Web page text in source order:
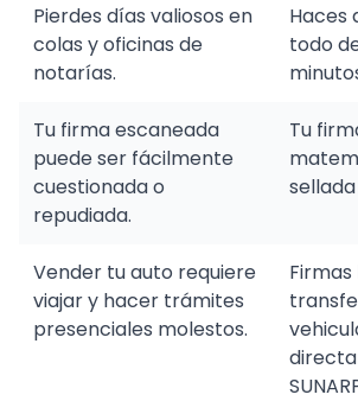
Pierdes días valiosos en
colas y oficinas de
notarías.
Haces
todo
Tu firma escaneada
puede ser fácilmente
cuestionada o
repudiada.
Tu
Vender tu auto requiere
viajar y hacer trámites
presenciales molestos.
Firmas